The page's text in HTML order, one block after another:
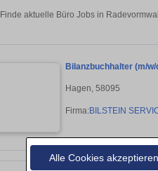
Alle Cookies akzeptieren
Finde aktuelle Büro Jobs in
Bilanzbuchhalter (m/w/
Hagen, 58095
Firma:BILSTEIN